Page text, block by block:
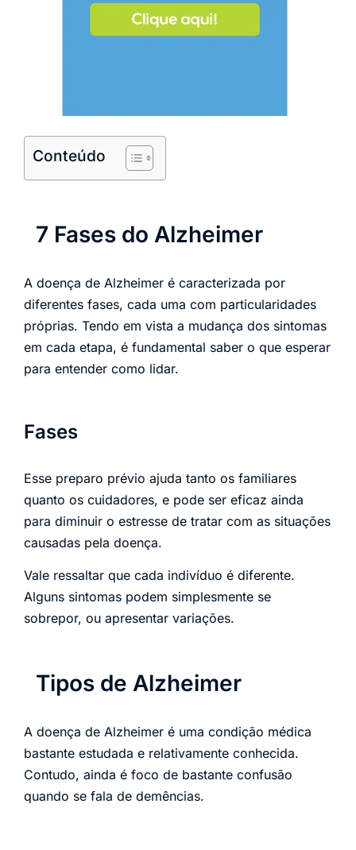
Conteúdo
7 Fases do Alzheimer
A doença de Alzheimer é caracterizada por
diferentes fases, cada uma com particularidades
próprias. Tendo em vista a mudança dos sintomas
em cada etapa, é fundamental saber o que esperar
para entender como lidar.
Fases
Esse preparo prévio ajuda tanto os familiares
quanto os cuidadores, e pode ser eficaz ainda
para diminuir o estresse de tratar com as situações
causadas pela doença.
Vale ressaltar que cada indivíduo é diferente.
Alguns sintomas podem simplesmente se
sobrepor, ou apresentar variações.
Tipos de Alzheimer
A doença de Alzheimer é uma condição médica
bastante estudada e relativamente conhecida.
Contudo, ainda é foco de bastante confusão
quando se fala de demências.